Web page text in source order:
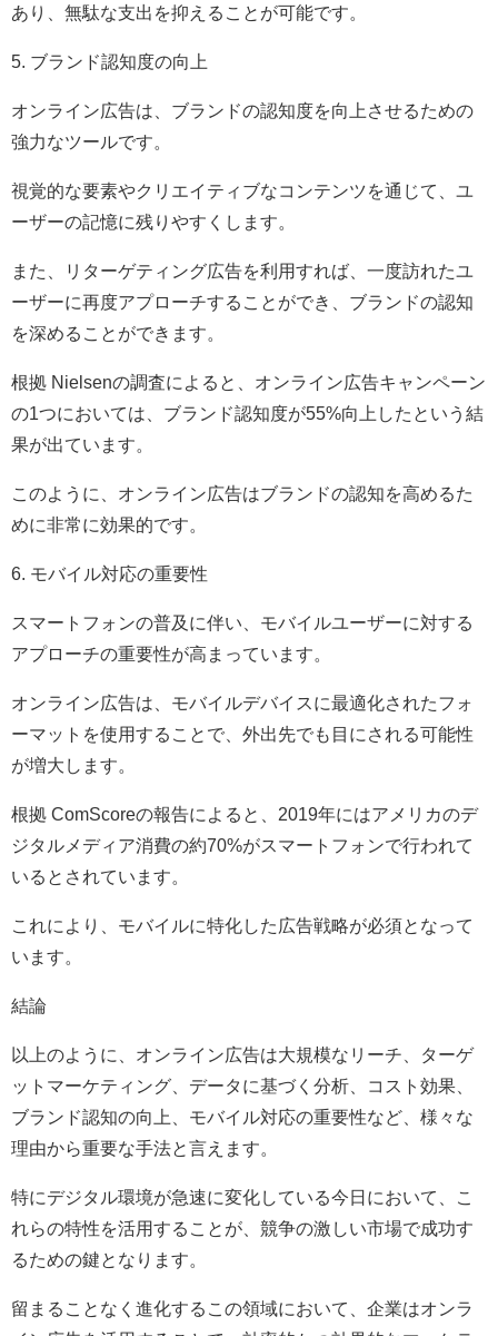
あり、無駄な支出を抑えることが可能です。
5. ブランド認知度の向上
オンライン広告は、ブランドの認知度を向上させるための
強力なツールです。
視覚的な要素やクリエイティブなコンテンツを通じて、ユ
ーザーの記憶に残りやすくします。
また、リターゲティング広告を利用すれば、一度訪れたユ
ーザーに再度アプローチすることができ、ブランドの認知
を深めることができます。
根拠 Nielsenの調査によると、オンライン広告キャンペーン
の1つにおいては、ブランド認知度が55%向上したという結
果が出ています。
このように、オンライン広告はブランドの認知を高めるた
めに非常に効果的です。
6. モバイル対応の重要性
スマートフォンの普及に伴い、モバイルユーザーに対する
アプローチの重要性が高まっています。
オンライン広告は、モバイルデバイスに最適化されたフォ
ーマットを使用することで、外出先でも目にされる可能性
が増大します。
根拠 ComScoreの報告によると、2019年にはアメリカのデ
ジタルメディア消費の約70%がスマートフォンで行われて
いるとされています。
これにより、モバイルに特化した広告戦略が必須となって
います。
結論
以上のように、オンライン広告は大規模なリーチ、ターゲ
ットマーケティング、データに基づく分析、コスト効果、
ブランド認知の向上、モバイル対応の重要性など、様々な
理由から重要な手法と言えます。
特にデジタル環境が急速に変化している今日において、こ
れらの特性を活用することが、競争の激しい市場で成功す
るための鍵となります。
留まることなく進化するこの領域において、企業はオンラ